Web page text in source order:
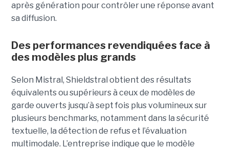
après génération pour contrôler une réponse avant
sa diffusion.
Des performances revendiquées face à
des modèles plus grands
Selon Mistral, Shieldstral obtient des résultats
équivalents ou supérieurs à ceux de modèles de
garde ouverts jusqu’à sept fois plus volumineux sur
plusieurs benchmarks, notamment dans la sécurité
textuelle, la détection de refus et l’évaluation
multimodale. L’entreprise indique que le modèle